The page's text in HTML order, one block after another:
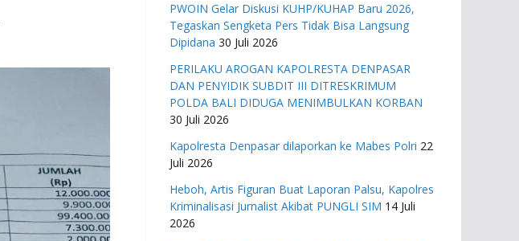
PWOIN Gelar Diskusi KUHP/KUHAP Baru 2026,
Tegaskan Sengketa Pers Tidak Bisa Langsung
Dipidana 30 Juli 2026
PERILAKU AROGAN KAPOLRESTA DENPASAR
DAN PENYIDIK SUBDIT III DITRESKRIMUM
POLDA BALI DIDUGA MENIMBULKAN KORBAN
30 Juli 2026
Kapolresta Denpasar dilaporkan ke Mabes Polri 22
Juli 2026
Heboh, Artis Figuran Buat Laporan Palsu, Kapolres
Kriminalisasi Jurnalist Akibat PUNGLI SIM 14 Juli
2026